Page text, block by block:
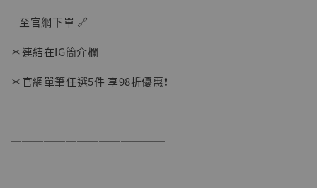
– 至官網下單 🔗
＊連結在IG簡介欄
＊官網單筆任選5件 享98折優惠❗️
──────────────